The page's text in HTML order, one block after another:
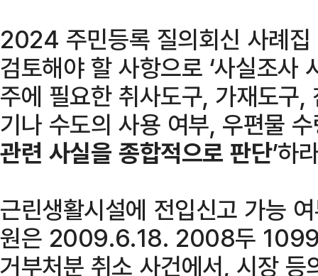
2024 주민등록 질의회신 사례
검토해야 할 사항으로 ‘사실조사
주에 필요한 취사도구, 가재도구
기나 수도의 사용 여부, 우편물
관련 사실을 종합적으로 판단’하
근린생활시설에 전입신고 가능
원은 2009.6.18. 2008두
거부처분 취소 사건에서, 시장